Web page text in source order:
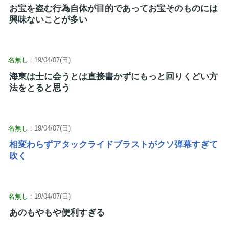
お宝を盗む行為自体が目的であってお宝そのものには
興味ないことが多い
名無し : 19/04/07(日)
海東は士に会うとは直接書かずにもっと回りくどい方
法をとると思う
名無し : 19/04/07(日)
相変わらずアタックライドブラストがクソ弾幕すぎて
吹く
名無し : 19/04/07(日)
あのもやもや便利すぎる